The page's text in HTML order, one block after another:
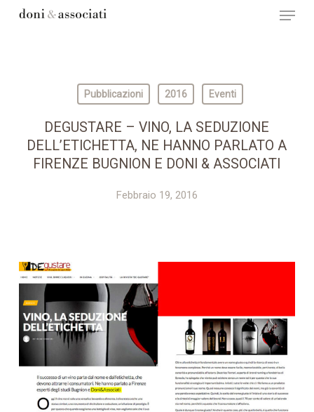
Menu
Pubblicazioni 2016 Eventi
DEGUSTARE – VINO, LA SEDUZIONE
DELL’ETICHETTA, NE HANNO PARLATO A
FIRENZE BUGNION E DONI & ASSOCIATI
Febbraio 19, 2016